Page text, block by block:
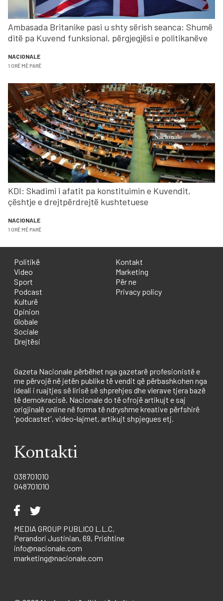
Ambasada Britanike pasi u shty sërish seanca: Shumë
ditë pa Kuvend funksional, përgjegjësi e politikanëve
NACIONALE
1 ORË MË PARË
KDI: Skadimi i afatit pa konstituimin e Kuvendit,
çështje e drejtpërdrejtë kushtetuese
NACIONALE
1 ORË MË PARË
Politikë
Video
Sport
Podcast
Kulturë
Opinion
Globale
Sociale
Drejtësi
Kontakt
Marketing
Për ne
Privacy policy
Gazeta Nacionale përbëhet nga gazetarë profesionistë e
me përvojë në jetën publike të vendit që përbashkohen nga
ideali i ruajtjes së lirisë së shprehjes dhe vlerave tjera bazë
të demokracisë. Nacionale do të ofrojë artikujt e saj
origjinalë online në forma të ndryshme kreative përfshirë
'podcastet', video-lajmet, artikujt shpjegues etj.
Kontakti
038701010
048701010
MEDIA GROUP PUBLICO L.L.C.
Perandori Justinian, 69, Prishtine
info@nacionale.com
marketing@nacionale.com